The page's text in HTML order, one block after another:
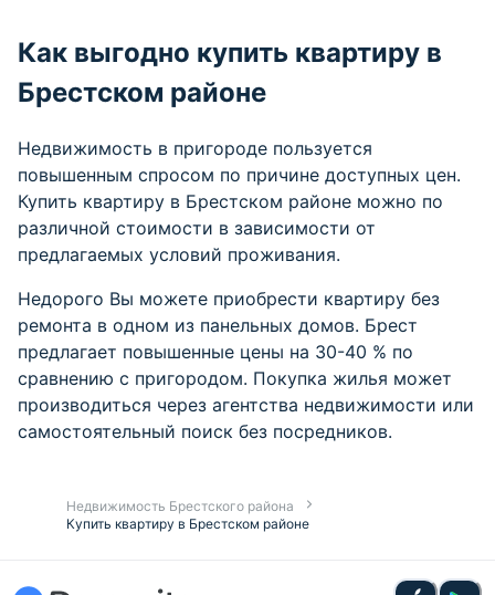
Как выгодно купить квартиру в
Брестском районе
Недвижимость в пригороде пользуется
повышенным спросом по причине доступных цен.
Купить квартиру в Брестском районе можно по
различной стоимости в зависимости от
предлагаемых условий проживания.
Недорого Вы можете приобрести квартиру без
ремонта в одном из панельных домов. Брест
предлагает повышенные цены на 30-40 % по
сравнению с пригородом. Покупка жилья может
производиться через агентства недвижимости или
самостоятельный поиск без посредников.
Недвижимость Брестского района
Купить квартиру в Брестском районе